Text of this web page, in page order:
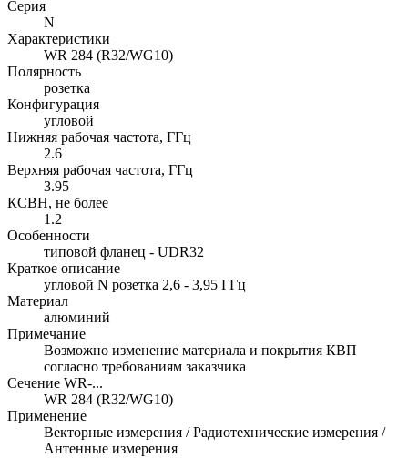
Серия
N
Характеристики
WR 284 (R32/WG10)
Полярность
розетка
Конфигурация
угловой
Нижняя рабочая частота, ГГц
2.6
Верхняя рабочая частота, ГГц
3.95
КСВН, не более
1.2
Особенности
типовой фланец - UDR32
Краткое описание
угловой N розетка 2,6 - 3,95 ГГц
Материал
алюминий
Примечание
Возможно изменение материала и покрытия КВП
согласно требованиям заказчика
Сечение WR-...
WR 284 (R32/WG10)
Применение
Векторные измерения / Радиотехнические измерения /
Антенные измерения